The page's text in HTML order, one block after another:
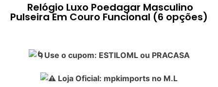
Relógio Luxo Poedagar Masculino
Pulseira Em Couro Funcional (6 opções)
Use o cupom: ESTILOML ou PRACASA
Loja Oficial: mpkimports no M.L